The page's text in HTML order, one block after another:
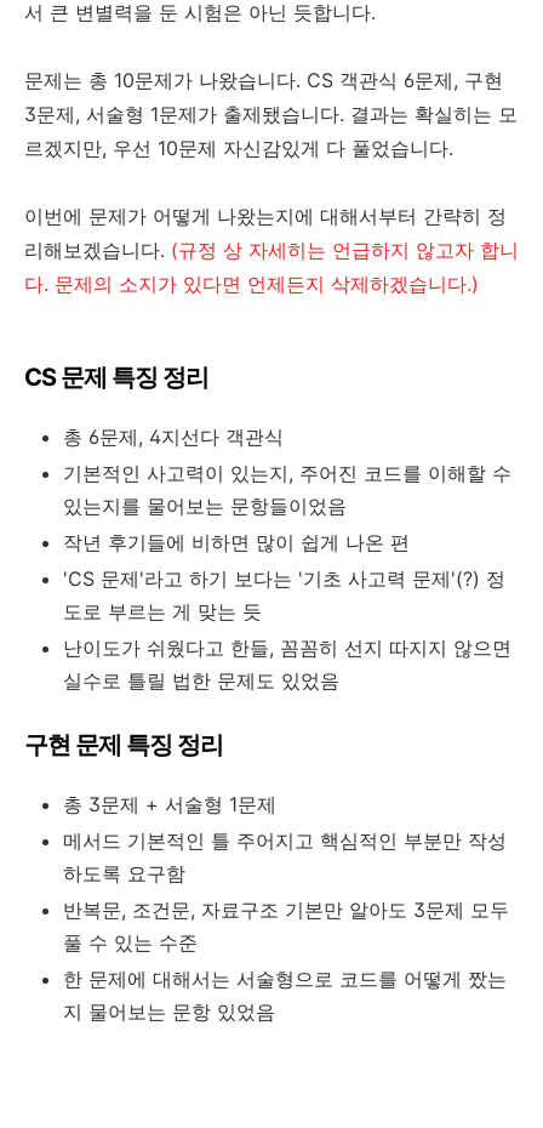
서 큰 변별력을 둔 시험은 아닌 듯합니다.
문제는 총 10문제가 나왔습니다. CS 객관식 6문제, 구현
3문제, 서술형 1문제가 출제됐습니다. 결과는 확실히는 모
르겠지만, 우선 10문제 자신감있게 다 풀었습니다.
이번에 문제가 어떻게 나왔는지에 대해서부터 간략히 정
리해보겠습니다. (규정 상 자세히는 언급하지 않고자 합니
다. 문제의 소지가 있다면 언제든지 삭제하겠습니다.)
CS 문제 특징 정리
총 6문제, 4지선다 객관식
기본적인 사고력이 있는지, 주어진 코드를 이해할 수
있는지를 물어보는 문항들이었음
작년 후기들에 비하면 많이 쉽게 나온 편
'CS 문제'라고 하기 보다는 '기초 사고력 문제'(?) 정
도로 부르는 게 맞는 듯
난이도가 쉬웠다고 한들, 꼼꼼히 선지 따지지 않으면
실수로 틀릴 법한 문제도 있었음
구현 문제 특징 정리
총 3문제 + 서술형 1문제
메서드 기본적인 틀 주어지고 핵심적인 부분만 작성
하도록 요구함
반복문, 조건문, 자료구조 기본만 알아도 3문제 모두
풀 수 있는 수준
한 문제에 대해서는 서술형으로 코드를 어떻게 짰는
지 물어보는 문항 있었음